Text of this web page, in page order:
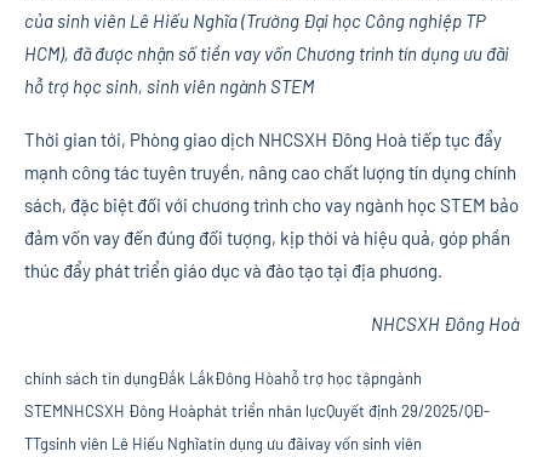
của sinh viên Lê Hiếu Nghĩa(Trường Đại học Công nghiệp TP
HCM), đã được nhận số tiền vay vốn Chương trình tín dụng ưu đãi
hỗ trợ học sinh, sinh viên ngành STEM
Thời gian tới, Phòng giao dịch NHCSXH Đông Hoà tiếp tục đẩy
mạnh công tác tuyên truyền, nâng cao chất lượng tín dụng chính
sách, đặc biệt đối với chương trình cho vay ngành học STEM bảo
đảm vốn vay đến đúng đối tượng, kịp thời và hiệu quả, góp phần
thúc đẩy phát triển giáo dục và đào tạo tại địa phương.
NHCSXH Đông Hoà
chính sách tín dụngĐắk LắkĐông Hòahỗ trợ học tậpngành
STEMNHCSXH Đông Hoàphát triển nhân lựcQuyết định 29/2025/QĐ-
TTgsinh viên Lê Hiếu Nghĩatín dụng ưu đãivay vốn sinh viên